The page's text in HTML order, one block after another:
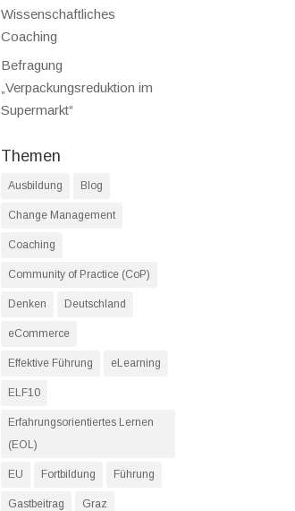
Wissenschaftliches
Coaching
Befragung
„Verpackungsreduktion im
Supermarkt“
Themen
Ausbildung Blog
Change Management
Coaching
Community of Practice (CoP)
Denken Deutschland
eCommerce
Effektive Führung eLearning
ELF10
Erfahrungsorientiertes Lernen
(EOL)
EU Fortbildung Führung
Gastbeitrag Graz